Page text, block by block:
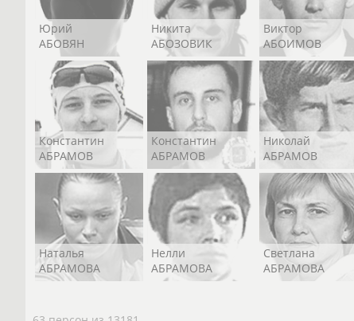
Юрий
АБОВЯН
Никита
АБОЗОВИК
Виктор
АБОИМОВ
Константин
АБРАМОВ
Константин
АБРАМОВ
Николай
АБРАМОВ
Наталья
АБРАМОВА
Нелли
АБРАМОВА
Светлана
АБРАМОВА